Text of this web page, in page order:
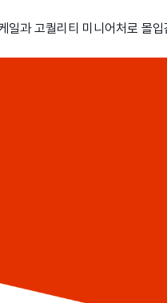
과 고퀄리티 미니어처로 몰